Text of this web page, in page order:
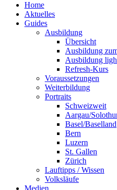
Home
Aktuelles
Guides
Ausbildung
Übersicht
Ausbildung
Ausbildung
Refresh-Kurs
Voraussetzungen
Weiterbildung
Portraits
Schweizweit
Aargau/
Basel/Baselland
Bern
Luzern
St. Gallen
Zürich
Lauftipps / Wissen
Volksläufe
Medien